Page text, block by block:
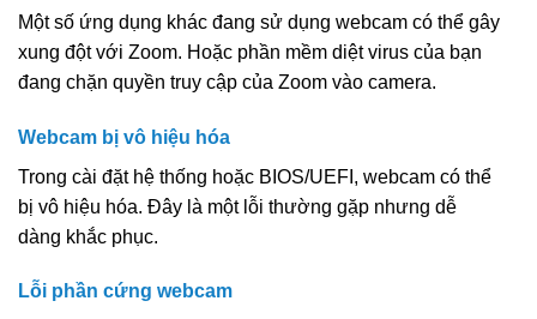
Một số ứng dụng khác đang sử dụng webcam có thể gây
xung đột với Zoom. Hoặc phần mềm diệt virus của bạn
đang chặn quyền truy cập của Zoom vào camera.
Webcam bị vô hiệu hóa
Trong cài đặt hệ thống hoặc BIOS/UEFI, webcam có thể
bị vô hiệu hóa. Đây là một lỗi thường gặp nhưng dễ
dàng khắc phục.
Lỗi phần cứng webcam